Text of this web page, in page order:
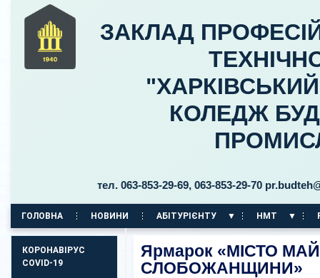
ЗАКЛАД
КОЛЕДЖ
30 тел. 063-853-29-69, 063-853-29-70
ГОЛОВНА НОВИНИ АБІТУРІЄНТУ НМТ
КОРОНАВІРУС
COVID-19
Ярмарок «МІСТО
СЛОБОЖАНЩИНИ»